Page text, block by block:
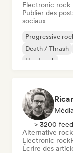
Electronic rock
Publier des
sociaux
Progressive
Death / Thrash
Hard rock
> 3200
Alternative rock
Electronic rock
Écrire des